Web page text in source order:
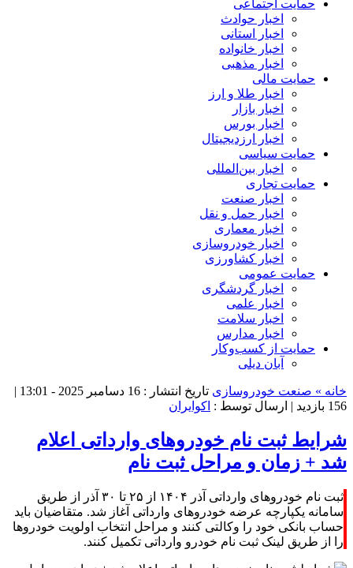
حمایت اجتماعی
اخبار حوادث
اخبار استانی
اخبار خانواده
اخبار مذهبی
حمایت مالی
اخبار طلا و ارز
اخبار بازار
اخبار بورس
اخبار ارزدیجیتال
حمایت سیاسی
اخبار بین‌المللی
حمایت تجاری
اخبار صنعت
اخبار حمل و نقل
اخبار معماری
اخبار خودروسازی
اخبار کشاورزی
حمایت عمومی
اخبار گردشگری
اخبار علمی
اخبار سلامت
اخبار مدارس
حمایت از کسب‌وکار
آبان دیلی
خانه » صنعت خودروسازی تاریخ انتشار : 16 دسامبر 2025 - 13:01 |
156 بازدید
| ارسال توسط : اکوایران
شرایط ثبت نام خودروهای وارداتی اعلام
شد + زمان و مراحل ثبت نام
ثبت نام خودروهای وارداتی آذر ۱۴۰۴ از ۲۵ تا ۳۰ آذر از طریق
سامانه یکپارچه عرضه خودروهای وارداتی آغاز شد. متقاضیان باید
حساب بانکی خود را وکالتی کنند و مراحل انتخاب اولویت خودروها
را از طریق لینک ثبت نام خودرو وارداتی تکمیل کنند.